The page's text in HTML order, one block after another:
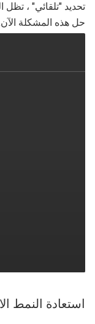
تحديد "تلقائي" ، تظل
حل هذه المشكلة
استعادة النمط